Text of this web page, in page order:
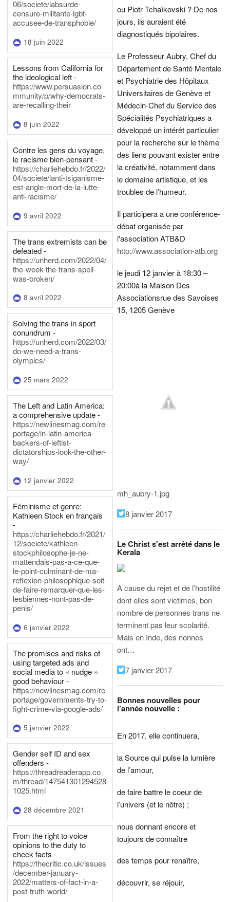
06/societe/labsurde-
censure-militante-lgbt-
accusee-de-transphobie/
18 juin 2022
Lessons from California for
the ideological left -
https://www.persuasion.co
mmunity/p/why-democrats-
are-recalling-their
8 juin 2022
Contre les gens du voyage,
le racisme bien-pensant -
https://charliehebdo.fr/2022/
04/societe/lanti-tsiganisme-
est-angle-mort-de-la-lutte-
anti-racisme/
9 avril 2022
The trans extremists can be
defeated -
https://unherd.com/2022/04/
the-week-the-trans-spell-
was-broken/
8 avril 2022
Solving the trans in sport
conundrum -
https://unherd.com/2022/03/
do-we-need-a-trans-
olympics/
25 mars 2022
The Left and Latin America:
a comprehensive update -
https://newlinesmag.com/re
portage/in-latin-america-
backers-of-leftist-
dictatorships-look-the-other-
way/
12 janvier 2022
Féminisme et genre:
Kathleen Stock en français
-
https://charliehebdo.fr/2021/
12/societe/kathleen-
stockphilosophe-je-ne-
mattendais-pas-a-ce-que-
le-point-culminant-de-ma-
reflexion-philosophique-soit-
de-faire-remarquer-que-les-
lesbiennes-nont-pas-de-
penis/
6 janvier 2022
The promises and risks of
using targeted ads and
social media to « nudge »
good behaviour -
https://newlinesmag.com/re
portage/governments-try-to-
fight-crime-via-google-ads/
5 janvier 2022
Gender self ID and sex
offenders -
https://threadreaderapp.co
m/thread/147541301294528
1025.html
28 décembre 2021
From the right to voice
opinions to the duty to
check facts -
https://thecritic.co.uk/issues
/december-january-
2022/matters-of-fact-in-a-
post-truth-world/
ou Piotr Tchaïkovski ? De nos
jours, ils auraient été
diagnostiqués bipolaires.
Le Professeur Aubry, Chef du
Département de Santé Mentale
et Psychiatrie des Hôpitaux
Universitaires de Genève et
Médecin-Chef du Service des
Spécialités Psychiatriques a
développé un intérêt particulier
pour la recherche sur le thème
des liens pouvant exister entre
la créativité, notamment dans
le domaine artistique, et les
troubles de l’humeur.
Il participera a une conférence-
débat organisée par
l'association ATB&D
http://www.association-atb.org
le jeudi 12 janvier à 18:30 –
20:00à la Maison Des
Associationsrue des Savoises
15, 1205 Genève
mh_aubry-1.jpg
8 janvier 2017
Le Christ s'est arrêté dans le
Kerala
A cause du rejet et de l’hostilité
dont elles sont victimes, bon
nombre de personnes trans ne
terminent pas leur scolarité.
Mais en Inde, des nonnes
ont…
7 janvier 2017
Bonnes nouvelles pour
l’année nouvelle :
En 2017, elle continuera,
la Source qui pulse la lumière
de l’amour,
de faire battre le coeur de
l’univers (et le nôtre) ;
nous donnant encore et
toujours de connaître
des temps pour renaître,
découvrir, se réjouir,